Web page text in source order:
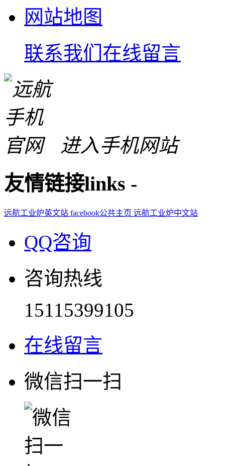
网站地图
联系我们 在线留言
进入手机网站
友情链接links -
远航工业炉英文站 facebook公共主页 远航工业炉中文站
QQ咨询
咨询热线
15115399105
在线留言
微信扫一扫